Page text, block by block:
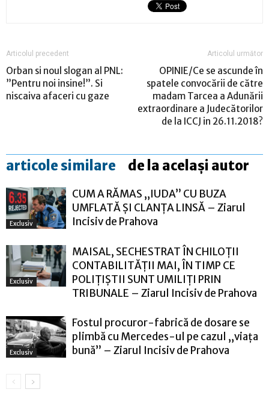
Articolul precedent
Orban si noul slogan al PNL:
”Pentru noi insine!”. Si
niscaiva afaceri cu gaze
Articolul următor
OPINIE/Ce se ascunde în
spatele convocării de către
madam Tarcea a Adunării
extraordinare a Judecătorilor
de la ICCJ in 26.11.2018?
articole similare de la același autor
Exclusiv
CUM A RĂMAS „IUDA” CU BUZA
UMFLATĂ ȘI CLANȚA LINSĂ – Ziarul
Incisiv de Prahova
Exclusiv
MAISAL, SECHESTRAT ÎN CHILOȚII
CONTABILITĂȚII MAI, ÎN TIMP CE
POLIȚIȘTII SUNT UMILIȚI PRIN
TRIBUNALE – Ziarul Incisiv de Prahova
Exclusiv
Fostul procuror-fabrică de dosare se
plimbă cu Mercedes-ul pe cazul „viața
bună” – Ziarul Incisiv de Prahova